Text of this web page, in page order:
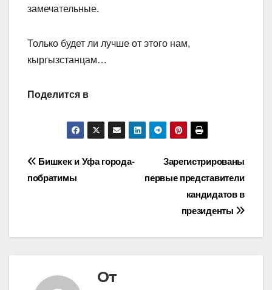
замечательные.
Только будет ли лучше от этого нам,
кыргызстанцам…
Поделится в
Навигация
по
Зарегистрированы
первые представители
кандидатов в
президенты
Бишкек и Уфа города-
побратимы
От